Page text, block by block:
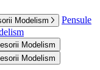
Modelism
Pensule
Modelism
Modelism